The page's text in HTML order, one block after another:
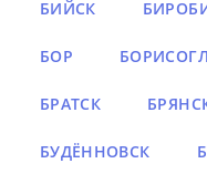
БИЙСК
БОР
БРАТСК
БУДЁННОВСК